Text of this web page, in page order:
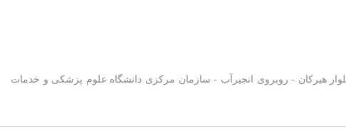
تماس حاصل نمائید .آدرس : گلستان - گرگان - بلوار هیرکان - روبروی انجیرآب - سازمان مرکزی دانشگاه علوم پزشکی و خدمات